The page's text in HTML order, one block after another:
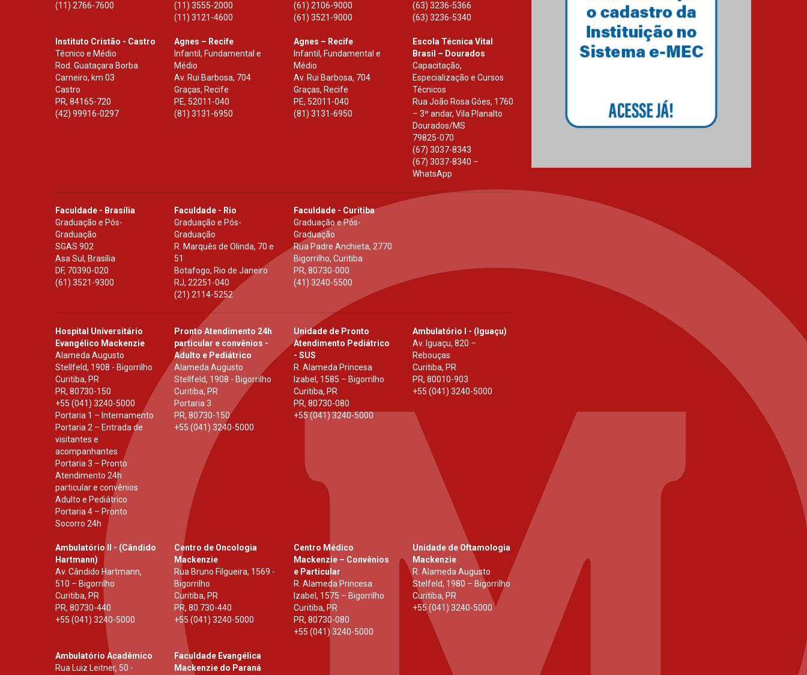
(11) 2766-7600
(11) 3555-2000
(11) 3121-4600
(61) 2106-9000
(61) 3521-9000
(63) 3236-5366
(63) 3236-5340
Instituto Cristão - Castro
Técnico e Médio
Rod. Guataçara Borba
Carneiro, km 03
Castro
PR, 84165-720
(42) 99916-0297
Agnes – Recife
Infantil, Fundamental e
Médio
Av. Rui Barbosa, 704
Graças, Recife
PE, 52011-040
(81) 3131-6950
Agnes – Recife
Infantil, Fundamental e
Médio
Av. Rui Barbosa, 704
Graças, Recife
PE, 52011-040
(81) 3131-6950
Escola Técnica Vital
Brasil – Dourados
Capacitação,
Especialização e Cursos
Técnicos
Rua João Rosa Góes, 1760
– 3º andar, Vila Planalto
Dourados/MS
79825-070
(67) 3037-8343
(67) 3037-8340 –
WhatsApp
Faculdade - Brasília
Graduação e Pós-
Graduação
SGAS 902
Asa Sul, Brasília
DF, 70390-020
(61) 3521-9300
Faculdade - Rio
Graduação e Pós-
Graduação
R. Marquês de Olinda, 70 e
51
Botafogo, Rio de Janeiro
RJ,22251-040
(21) 2114-5252
Faculdade - Curitiba
Graduação e Pós-
Graduação
Rua Padre Anchieta, 2770
Bigorrilho, Curitiba
PR, 80730-000
(41) 3240-5500
Hospital Universitário
Evangélico Mackenzie
Alameda Augusto
Stellfeld, 1908 - Bigorrilho
Curitiba, PR
PR, 80730-150
+55 (041) 3240-5000
Portaria 1 – Internamento
Portaria 2 – Entrada de
visitantes e
acompanhantes
Portaria 3 – Pronto
Atendimento 24h
particular e convênios
Adulto e Pediátrico
Portaria 4 – Pronto
Socorro 24h
Pronto Atendimento 24h
particular e convênios -
Adulto e Pediátrico
Alameda Augusto
Stellfeld, 1908 - Bigorrilho
Curitiba, PR
Portaria 3
PR,80730-150
+55 (041) 3240-5000
Unidade de Pronto
Atendimento Pediátrico
- SUS
R. Alameda Princesa
Izabel, 1585 – Bigorrilho
Curitiba, PR
PR, 80730-080
+55 (041) 3240-5000
Ambulatório I - (Iguaçu)
Av. Iguaçu, 820 –
Rebouças
Curitiba, PR
PR, 80010-903
+55 (041) 3240-5000
Ambulatório II - (Cândido
Hartmann)
Av. Cândido Hartmann,
510 – Bigorrilho
Curitiba, PR
PR, 80730-440
+55 (041) 3240-5000
Centro de Oncologia
Mackenzie
Rua Bruno Filgueira, 1569 -
Bigorrilho
Curitiba, PR
PR,80.730-440
+55 (041) 3240-5000
Centro Médico
Mackenzie – Convênios
e Particular
R. Alameda Princesa
Izabel, 1575 – Bigorrilho
Curitiba, PR
PR, 80730-080
+55 (041) 3240-5000
Unidade de Oftamologia
Mackenzie
R. Alameda Augusto
Stelfeld, 1980 – Bigorrilho
Curitiba, PR
+55 (041) 3240-5000
Ambulatório Acadêmico
Rua Luiz Leitner, 50 -
Faculdade Evangélica
Mackenzie do Paraná